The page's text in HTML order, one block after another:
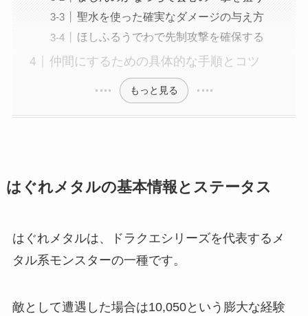
聖水を使った確実なダメージの与え方
ほしふるうでわで先制攻撃を確保する
仲間にするための具体的な手順とコツ
もっと見る
はぐれメタルの基本情報とステータス
はぐれメタルは、ドラクエシリーズを代表するメ
タル系モンスターの一種です。
敵として遭遇した場合は10,050という膨大な経験